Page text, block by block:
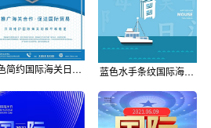
蓝色简约国际海关日宣传海报 蓝色水手条纹国际海关日海报